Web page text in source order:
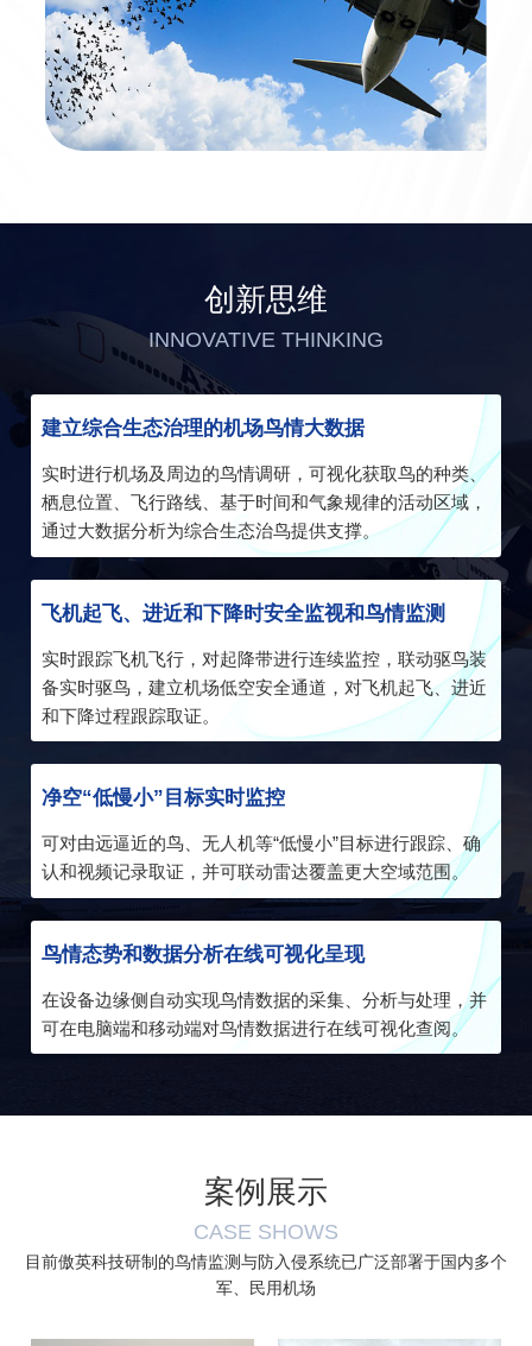
创新思维
INNOVATIVE THINKING
建立综合生态治理的机场鸟情大数据
实时进行机场及周边的鸟情调研，可视化获取鸟的种类、
栖息位置、飞行路线、基于时间和气象规律的活动区域，
通过大数据分析为综合生态治鸟提供支撑。
飞机起飞、进近和下降时安全监视和鸟情监测
实时跟踪飞机飞行，对起降带进行连续监控，联动驱鸟装
备实时驱鸟，建立机场低空安全通道，对飞机起飞、进近
和下降过程跟踪取证。
净空“低慢小”目标实时监控
可对由远逼近的鸟、无人机等“低慢小”目标进行跟踪、确
认和视频记录取证，并可联动雷达覆盖更大空域范围。
鸟情态势和数据分析在线可视化呈现
在设备边缘侧自动实现鸟情数据的采集、分析与处理，并
可在电脑端和移动端对鸟情数据进行在线可视化查阅。
案例展示
CASE SHOWS
目前傲英科技研制的鸟情监测与防入侵系统已广泛部署于国内多个
军、民用机场